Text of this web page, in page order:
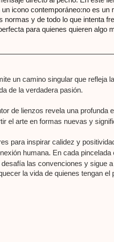
icono contemporáneo:no es un
normas y de todo lo que intenta
para quienes quieren algo
un camino singular que refleja
de la verdadera pasión.
de lienzos revela una profunda
el arte en formas nuevas y
para inspirar calidez y
humana. En cada pincelada
las convenciones y sigue
la vida de quienes tengan el